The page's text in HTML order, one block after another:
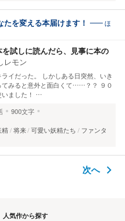
を変える本届けます！
ほ
を試しに読んだら、見事に本の
レモン
イだった。 しかしある日突然、いき
てみると意外と面白くて……？？ ９０
いました！ …
900文字
精 将来 可愛い妖精たち
ファンタ
次へ
人気作から探す